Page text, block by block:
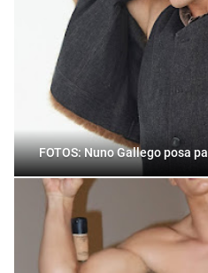
FOTOS: Nuno Gallego posa